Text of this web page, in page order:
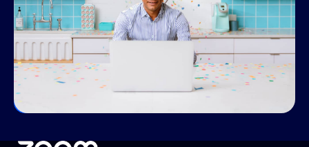
다음 가상 이벤트 주최를 시작하려면 Zoom Events 라이
선스를 구매한 다음 events.zoom.us를 방문하여 계정에
로그인하세요. 로그인한 후 관리 탭에서 허브를 설정하면
만들기 탭에서 첫 번째 이벤트, 서밋 또는 회의를 만들 수
있습니다.